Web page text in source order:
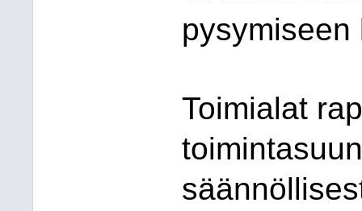
Toimialat